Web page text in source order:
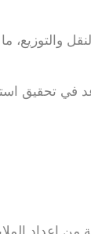
والتوزيع،
في تحقيق
من إعداد